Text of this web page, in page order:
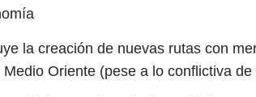
la creación de nuevas rutas con
Oriente (pese a lo conflictiva de